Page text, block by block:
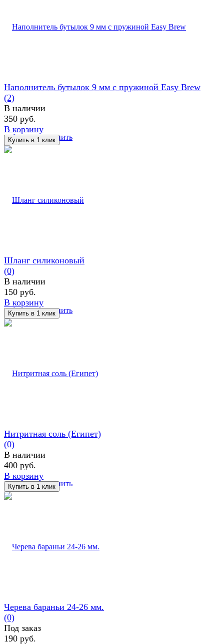
избранное сравнить
Наполнитель бутылок 9 мм с пружиной Easy Brew
(2)
В наличии
350 руб.
В корзину
избранное сравнить
Шланг силиконовый
(0)
В наличии
150 руб.
В корзину
избранное сравнить
Нитритная соль (Египет)
(0)
В наличии
400 руб.
В корзину
Черева бараньи 24-26 мм.
(0)
Под заказ
190 руб.